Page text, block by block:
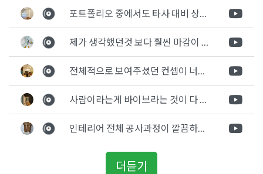
색
사진행과정 신고절차
은 이곳입니다.
포트폴리오 중에서도 타사 대비 상세하게 진행되는것 같다는 느낌을 많이 받았습니다. 시공 기반과 디자인기반의 인테리어 회사의 차이점을 알게되었는데 인테리어 디자인 기반의 회사와의 컨텍이 굉장히 만족스러웠습니다.
제가 생각했던것 보다 훨씬 마감이 멋있게 잘 나왔습니다. 바닥 이라던지 벽지색상 그리고 통유리로 추천 해주신것도 참 좋았습니다. 916의 노하우를 잘 살려서 공사는 잘 마무리 된것 같습니다.
전체적으로 보여주셨던 컨셉이 너무 마음에 들었고 실장님께서 개인적으로 만족감 있는 공사를 하고 있다는 느낌이 좋았습니다.
사람이라는게 바이브라는 것이 다 있고 뽐어져 나오는 에너지가 있다고 생각을 합니다. 사람이 가장중요하기 때문에 처음 만났을때 실장님의 에너지가 좋았고 첫인상으로 업체를 선정하게 되었습니다.
인테리어 전체 공사과정이 깔끔하게 진행이 되었고 공사 후 A/S도 빠르게 충실하게 진행을 해주셨습니다.
더듣기